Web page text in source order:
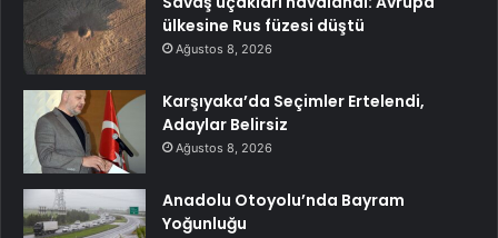
ülkesine Rus füzesi düştü
Ağustos 8, 2026
Karşıyaka’da Seçimler Ertelendi,
Adaylar Belirsiz
Ağustos 8, 2026
Anadolu Otoyolu’nda Bayram
Yoğunluğu